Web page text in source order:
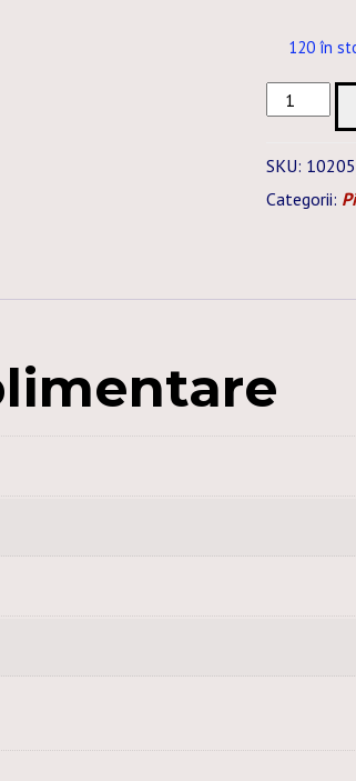
120 în
Cantitate
GMWA-
BLACK
–
SKU:
Categorii: